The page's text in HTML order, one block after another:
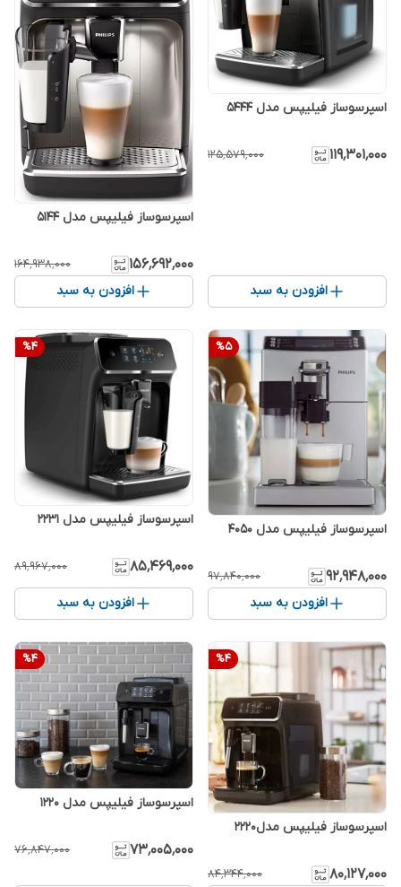
اسپرسوساز فیلیپس مدل 5444
۱۱۹٬۳۰۱٬۰۰۰ ۱۲۵٬۵۷۹٬۰۰۰
افزودن به سبد
اسپرسوساز فیلیپس مدل 5144
۱۵۶٬۶۹۲٬۰۰۰ ۱۶۴٬۹۳۸٬۰۰۰
افزودن به سبد
%5
اسپرسوساز فیلیپس مدل 4050
۹۲٬۹۴۸٬۰۰۰ ۹۷٬۸۴۰٬۰۰۰
افزودن به سبد
%4
اسپرسوساز فیلیپس مدل 2231
۸۵٬۴۶۹٬۰۰۰ ۸۹٬۹۶۷٬۰۰۰
افزودن به سبد
%4
اسپرسوساز فیلیپس مدل2220
۸۰٬۱۲۷٬۰۰۰ ۸۴٬۳۴۴٬۰۰۰
%4
اسپرسوساز فیلیپس مدل 1220
۷۳٬۰۰۵٬۰۰۰ ۷۶٬۸۴۷٬۰۰۰